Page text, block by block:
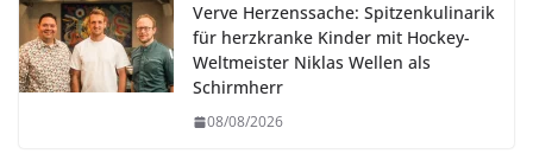
Verve Herzenssache: Spitzenkulinarik
für herzkranke Kinder mit Hockey-
Weltmeister Niklas Wellen als
Schirmherr
08/08/2026